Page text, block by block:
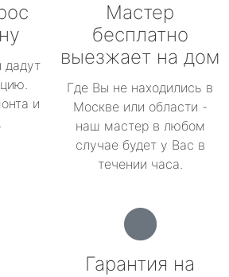
и
Мастер
бесплатно
выезжает на дом
Где Вы не находились в
Москве или области -
наш мастер в любом
случае будет у Вас в
течении часа.
Гарантия на